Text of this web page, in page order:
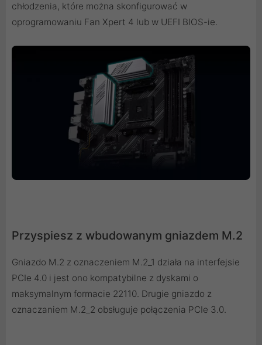
chłodzenia, które można skonfigurować w
oprogramowaniu Fan Xpert 4 lub w UEFI BIOS-ie.
Przyspiesz z wbudowanym gniazdem M.2
Gniazdo M.2 z oznaczeniem M.2_1 działa na interfejsie
PCIe 4.0 i jest ono kompatybilne z dyskami o
maksymalnym formacie 22110. Drugie gniazdo z
oznaczaniem M.2_2 obsługuje połączenia PCIe 3.0.